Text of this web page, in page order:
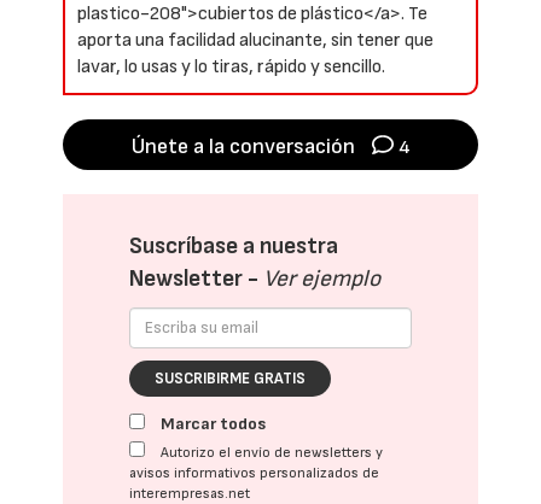
plastico-208">cubiertos de plástico</a>. Te
aporta una facilidad alucinante, sin tener que
lavar, lo usas y lo tiras, rápido y sencillo.
Únete a la conversación 4
Suscríbase a nuestra
Newsletter - Ver ejemplo
SUSCRIBIRME GRATIS
Marcar todos
Autorizo el envío de newsletters y
avisos informativos personalizados de
interempresas.net